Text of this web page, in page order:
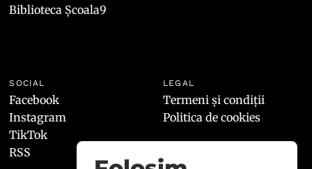
Biblioteca Școala9
SOCIAL
Facebook
Instagram
TikTok
RSS
LEGAL
Termeni și condiții
Politica de cookies